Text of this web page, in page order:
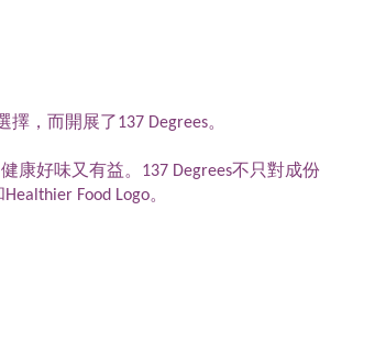
，而開展了137 Degrees。
康好味又有益。137 Degrees不只對成份
Food Logo。